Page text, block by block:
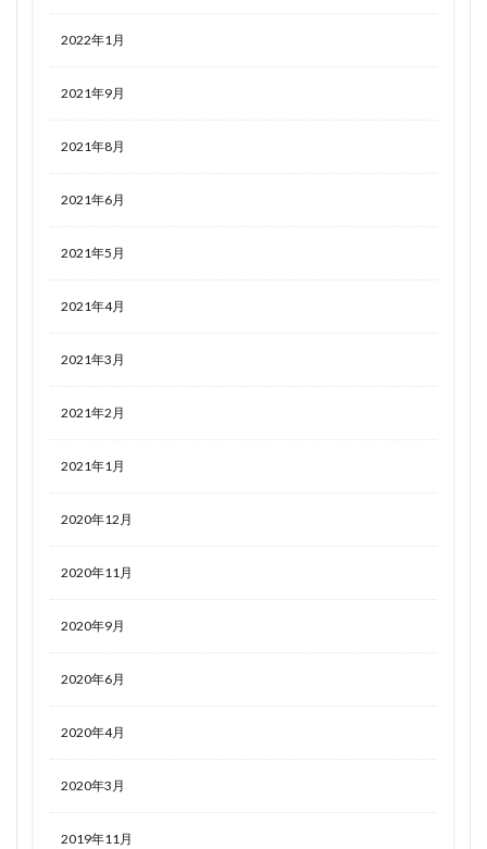
2022年1月
2021年9月
2021年8月
2021年6月
2021年5月
2021年4月
2021年3月
2021年2月
2021年1月
2020年12月
2020年11月
2020年9月
2020年6月
2020年4月
2020年3月
2019年11月